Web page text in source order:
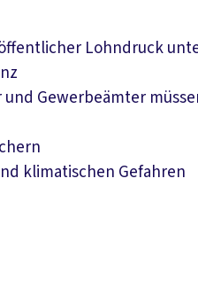
Lohndruck
Gewerbeämter
klimatischen Gefahren